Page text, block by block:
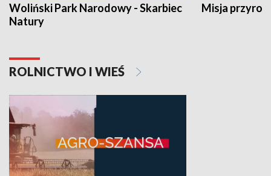
Woliński Park Narodowy - Skarbiec
Natury
Misja
ROLNICTWO I WIEŚ